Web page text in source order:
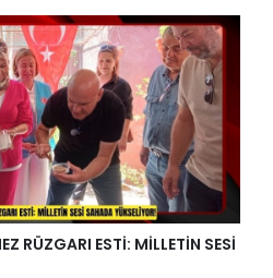
RÜZGARI ESTİ: MİLLETİN SESİ